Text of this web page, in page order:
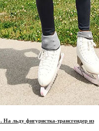
льду фигуристка-трансгендер из